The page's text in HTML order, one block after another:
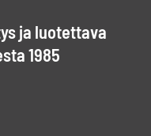
ja luotettava
1985